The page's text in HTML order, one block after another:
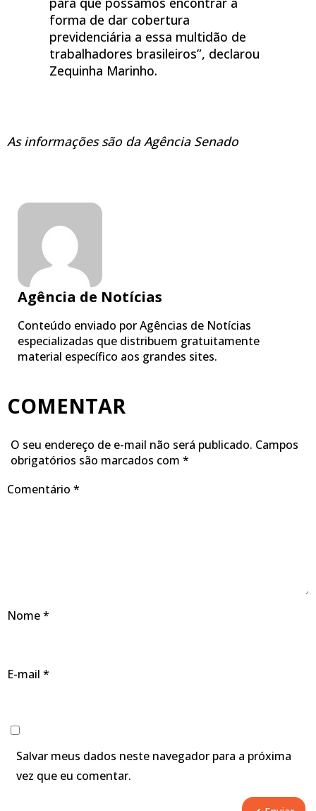
forma de dar cobertura
previdenciária a essa multidão de
trabalhadores brasileiros”, declarou
Zequinha Marinho.
As informações são da Agência Senado
Agência de Notícias
Conteúdo enviado por Agências de Notícias
especializadas que distribuem gratuitamente
material específico aos grandes sites.
COMENTAR
O seu endereço de e-mail não será publicado. Campos
obrigatórios são marcados com *
Comentário *
Nome*
E-mail *
Salvar meus dados neste navegador para a próxima
vez que eu comentar.